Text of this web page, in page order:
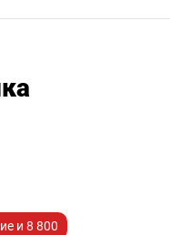
и 8 800